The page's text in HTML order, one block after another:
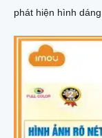
phát hiện hình